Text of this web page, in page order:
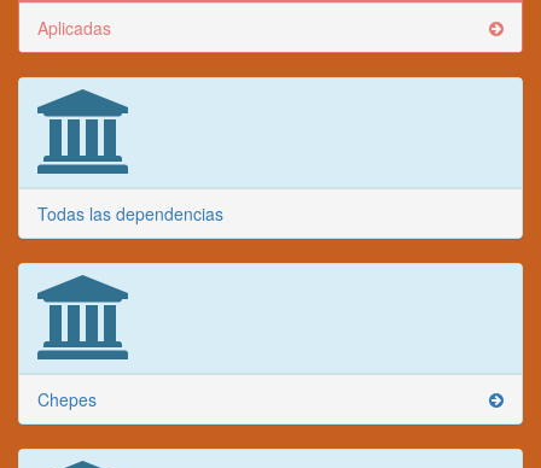
Aplicadas
Todas las dependencias
Chepes